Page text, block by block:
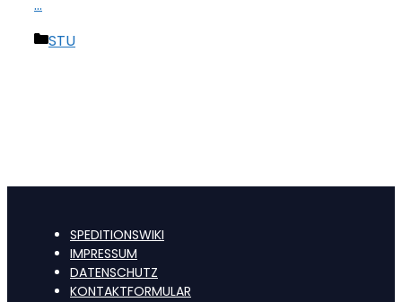
…
Kategorien
STU
SPEDITIONSWIKI
IMPRESSUM
DATENSCHUTZ
KONTAKTFORMULAR